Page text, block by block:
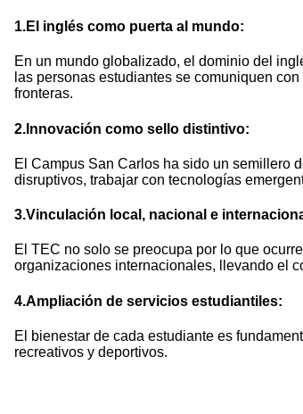
1.El inglés como puerta al mundo:
En un mundo globalizado, el dominio del
las personas estudiantes se comuniquen
fronteras.
2.Innovación como sello distintivo:
El Campus San Carlos ha sido un semillero
disruptivos, trabajar con tecnologías
3.Vinculación local, nacional e
El TEC no solo se preocupa por lo que
organizaciones internacionales, llevando el
4.Ampliación de servicios estudiantiles:
El bienestar de cada estudiante es
recreativos y deportivos.